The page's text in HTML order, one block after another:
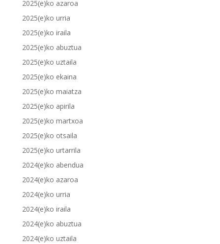
2025(e)ko azaroa
2025(e)ko urria
2025(e)ko iraila
2025(e)ko abuztua
2025(e)ko uztaila
2025(e)ko ekaina
2025(e)ko maiatza
2025(e)ko apirila
2025(e)ko martxoa
2025(e)ko otsaila
2025(e)ko urtarrila
2024(e)ko abendua
2024(e)ko azaroa
2024(e)ko urria
2024(e)ko iraila
2024(e)ko abuztua
2024(e)ko uztaila